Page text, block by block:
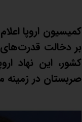
کمیسیون اروپا
بر دخالت
کشور، این نهاد
صربستان در زمینه